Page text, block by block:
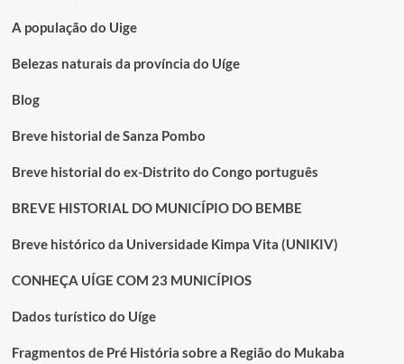
A população do Uige
Belezas naturais da província do Uíge
Blog
Breve historial de Sanza Pombo
Breve historial do ex-Distrito do Congo português
BREVE HISTORIAL DO MUNICÍPIO DO BEMBE
Breve histórico da Universidade Kimpa Vita (UNIKIV)
CONHEÇA UÍGE COM 23 MUNICÍPIOS
Dados turístico do Uíge
Fragmentos de Pré História sobre a Região do Mukaba